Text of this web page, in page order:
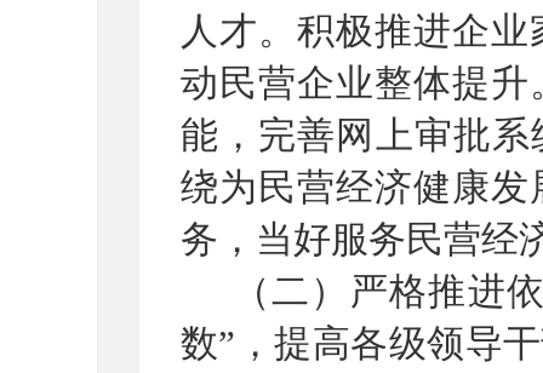
人才。积极推进企
动民营企业整体提升
能，完善网上审批
绕为民营经济健康
务，当好服务民营经
（二 ） 严格推进
数” ，提高各级领导